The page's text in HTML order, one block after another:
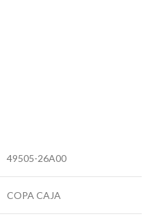
49505-26A00
COPA CAJA